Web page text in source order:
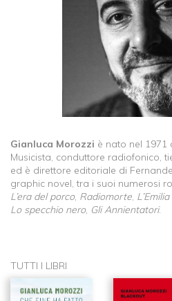
Gianluca Morozzi è nato nel 1971
Musicista, conduttore radiofonico,
ed è direttore editoriale di
graphic novel, tra i suoi numerosi
L’era del porco, Radiomorte,
Lo specchio nero, Gli Annientatori.
TUTTI I LIBRI